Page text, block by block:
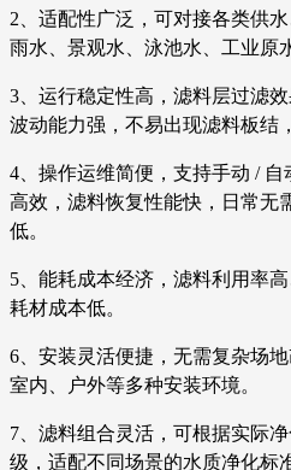
2、适配性广泛，可对接各类供
雨水、景观水、泳池水、工业原
3、运行稳定性高，滤料层过滤
波动能力强，不易出现滤料板结
4、操作运维简便，支持手动 /
高效，滤料恢复性能快，日常无
低。
5、能耗成本经济，滤料利用率
耗材成本低。
6、安装灵活便捷，无需复杂场
室内、户外等多种安装环境。
7、滤料组合灵活，可根据实际
级，适配不同场景的水质净化标